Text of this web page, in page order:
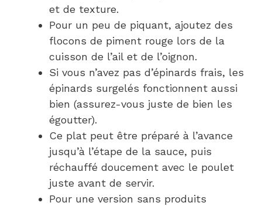
et de texture.
Pour un peu de piquant, ajoutez des
flocons de piment rouge lors de la
cuisson de l’ail et de l’oignon.
Si vous n’avez pas d’épinards frais, les
épinards surgelés fonctionnent aussi
bien (assurez-vous juste de bien les
égoutter).
Ce plat peut être préparé à l’avance
jusqu’à l’étape de la sauce, puis
réchauffé doucement avec le poulet
juste avant de servir.
Pour une version sans produits